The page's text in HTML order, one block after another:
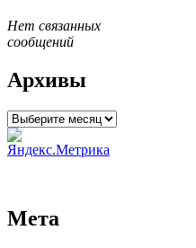
Нет связанных
сообщений
Архивы
Архивы
Мета